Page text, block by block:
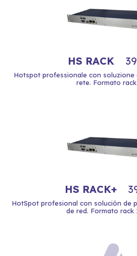
HS RACK
Hotspot professionale con soluzione
rete. Formato rack
HS RACK+
HotSpot profesional con solución de
de red. Formato rack